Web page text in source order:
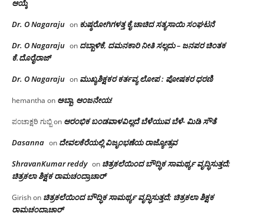
ಆಯ್ಕೆ
Dr. O Nagaraju on ಕುಷ್ಠರೋಗಿಗಳತ್ತ ಕೈ ಚಾಚಿದ ಸತ್ಯಸಾಯಿ ಸಂಘಟನೆ
Dr. O Nagaraju on ದಬ್ಬಾಳಿಕೆ, ದಮನಕಾರಿ ನೀತಿ ಸಲ್ಲದು – ಜನಪರ ಚಿಂತಕ
ಕೆ.ದೊರೈರಾಜ್
Dr. O Nagaraju on ಮುಖ್ಯಶಿಕ್ಷಕರ ಕರ್ತವ್ಯ ಲೋಪ : ಪೋಷಕರ ಧರಣಿ
hemantha on ಅಬ್ಬಾ, ಆಂಜನೇಯ!
ಪಂಚಾಕ್ಷರಿ ಗುಬ್ಬಿon ಆರಂಭಿಕ ಬಂಡವಾಳವಿಲ್ಲದೆ ಬೆಳೆಯುವ ಬೆಳೆ- ಮಿಡಿ ಸೌತೆ
Dasanna on ದೇವಲಕೆರೆಯಲ್ಲಿ ವಿಜೃಂಭಣೆಯ ರಾಜ್ಯೋತ್ಸವ
ShravanKumar reddy on ಚಿತ್ರಕಲೆಯಿಂದ ಬೌದ್ಧಿಕ ಸಾಮರ್ಥ್ಯ ವೃದ್ಧಿಸುತ್ತದೆ;
ಚಿತ್ರಕಲಾ ಶಿಕ್ಷಕ ರಾಮಚಂದ್ರಾಚಾರ್
Girishon ಚಿತ್ರಕಲೆಯಿಂದ ಬೌದ್ಧಿಕ ಸಾಮರ್ಥ್ಯ ವೃದ್ಧಿಸುತ್ತದೆ; ಚಿತ್ರಕಲಾ ಶಿಕ್ಷಕ
ರಾಮಚಂದ್ರಾಚಾರ್